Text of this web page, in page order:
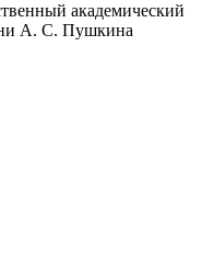
академический
А. С. Пушкина